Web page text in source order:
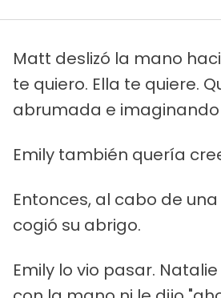
Matt deslizó la mano
te quiero. Ella te quiere.
abrumada e
Emily también quería
Entonces, al cabo de
cogió su abrigo.
Emily lo vio pasar.